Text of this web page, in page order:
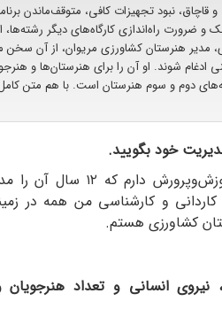
نبود تجهیزات کافی، متوقف‌ماندن
و ضرورت راه‌اندازی کارگاه‌های دیگر
مدیر هنرستان کشاورزی مریوان، از آن
ادغام شوند. او آن را برای هنرستان‌ها و
دوم و سوم هنرستان است. با هم متن
خود بگویید.
بیست سال سابقه خدمت در
کاردانی و کارشناسی من همه در
کشاورزی هستم.
نیروی انسانی و تعداد